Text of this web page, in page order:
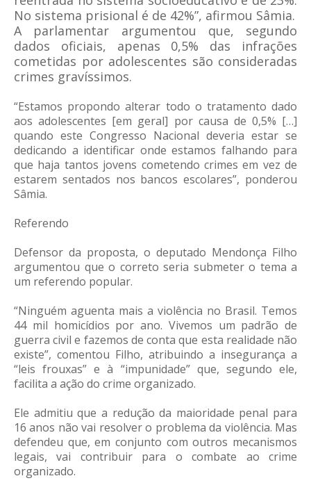
No sistema prisional é de 42%”, afirmou Sâmia.
A parlamentar argumentou que, segundo
dados oficiais, apenas 0,5% das infrações
cometidas por adolescentes são consideradas
crimes gravíssimos.
“Estamos propondo alterar todo o tratamento dado
aos adolescentes [em geral] por causa de 0,5% […]
quando este Congresso Nacional deveria estar se
dedicando a identificar onde estamos falhando para
que haja tantos jovens cometendo crimes em vez de
estarem sentados nos bancos escolares”, ponderou
Sâmia.
Referendo
Defensor da proposta, o deputado Mendonça Filho
argumentou que o correto seria submeter o tema a
um referendo popular.
“Ninguém aguenta mais a violência no Brasil. Temos
44 mil homicídios por ano. Vivemos um padrão de
guerra civil e fazemos de conta que esta realidade não
existe”, comentou Filho, atribuindo a insegurança a
“leis frouxas” e à “impunidade” que, segundo ele,
facilita a ação do crime organizado.
Ele admitiu que a redução da maioridade penal para
16 anos não vai resolver o problema da violência. Mas
defendeu que, em conjunto com outros mecanismos
legais, vai contribuir para o combate ao crime
organizado.